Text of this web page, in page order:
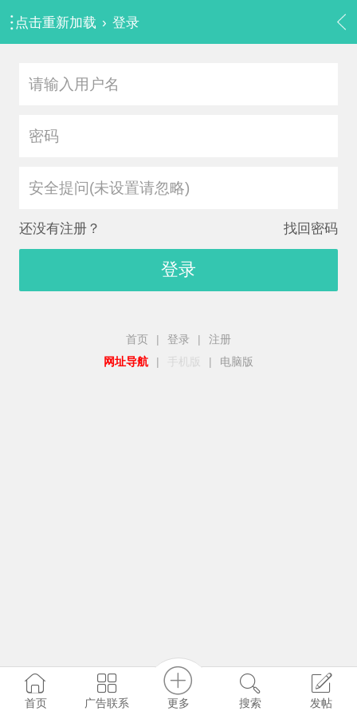
点击重新加载 › 登录
安全提问(未设置请忽略)
还没有注册？ 找回密码
登录
首页 | 登录 |
注册
网址导航
| 手机版 | 电脑版
首页 广告联系 更多 搜索 发帖